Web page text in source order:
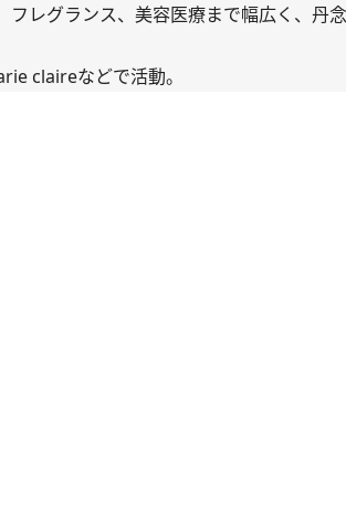
レグランス、美容医療まで幅広く、丹
claireなどで活動。